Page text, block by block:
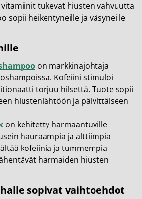
tukevat hiusten vahvuutta
sopii heikentyneille ja väsyneille
on markkinajohtaja
Kofeiini stimuloi
torjuu hilsettä. Tuote sopii
hiustenlähtöön ja päivittäiseen
on kehitetty harmaantuville
hauraampia ja alttiimpia
kofeiinia ja tummempia
harmaiden hiusten
sopivat vaihtoehdot